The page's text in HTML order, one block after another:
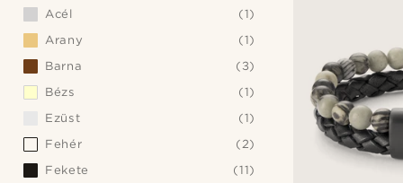
Acél
(1)
Arany
(1)
Barna
(3)
Bézs
(1)
Ezüst
(1)
Fehér
(2)
Fekete
(11)